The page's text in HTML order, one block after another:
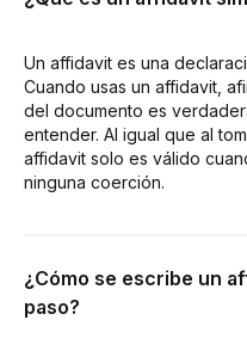
Un affidavit es una
Cuando usas un affidavit,
del documento es
entender. Al igual que al
affidavit solo es válido
ninguna coerción.
¿Cómo se escribe un
paso?